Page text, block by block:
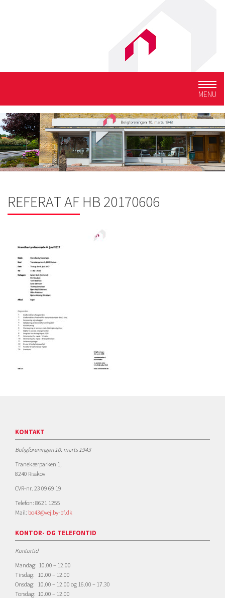
MENU
REFERAT AF HB 20170606
KONTAKT
Boligforeningen 10. marts 1943
Tranekærparken 1,
8240 Risskov
CVR-nr. 23 09 69 19
Telefon: 8621 1255
Mail: bo43@vejlby-bf.dk
KONTOR- OG TELEFONTID
Kontortid
Mandag: 10.00 – 12.00
Tirsdag: 10.00 – 12.00
Onsdag: 10.00 – 12.00 og 16.00 – 17.30
Torsdag: 10.00 – 12.00